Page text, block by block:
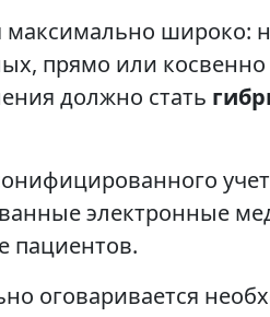
максимально
прямо или
должно стать
электронные
пациентов.
оговаривается